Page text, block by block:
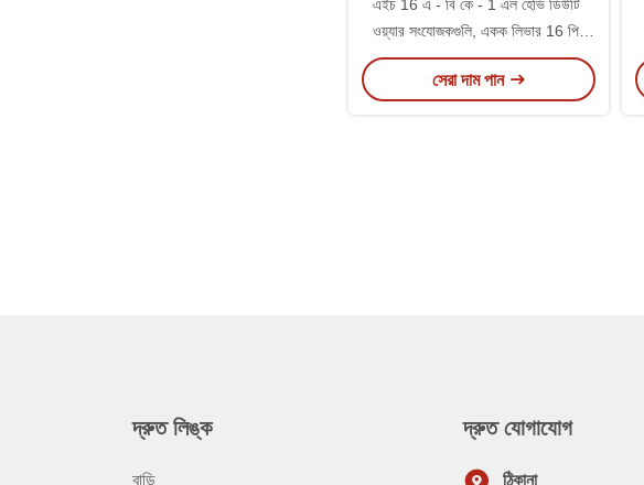
এইচ 16 এ - বি কে - 1 এল হেভি ডিউটি ​​
ওয়্যার সংযোজকগুলি, একক লিভার 16 পিন
আয়তক্ষেত্রাকার সংযোগকারী
09200160301
সেরা দাম পান
দ্রুত লিঙ্ক
বাড়ি
দ্রুত যোগাযোগ
ঠিকানা